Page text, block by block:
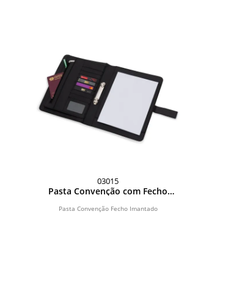
03015
Pasta Convenção com Fecho
Pasta Convenção Fecho Imantado